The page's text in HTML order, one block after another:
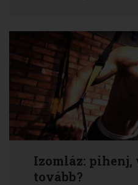
Izomláz: pihenj,
tovább?